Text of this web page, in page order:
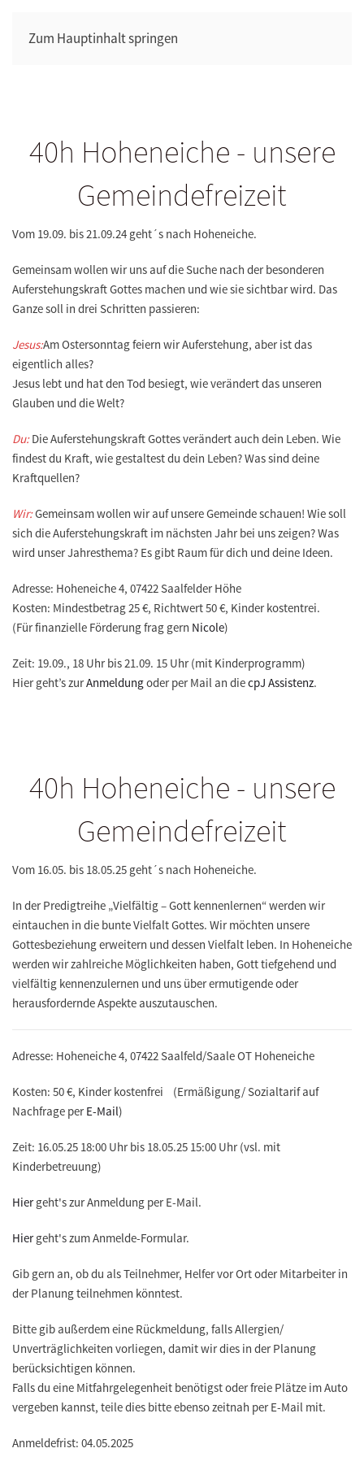
Zum Hauptinhalt springen
40h Hoheneiche - unsere
Gemeindefreizeit
Vom 19.09. bis 21.09.24 geht´s nach Hoheneiche.
Gemeinsam wollen wir uns auf die Suche nach der besonderen
Auferstehungskraft Gottes machen und wie sie sichtbar wird. Das
Ganze soll in drei Schritten passieren:
Jesus:Am Ostersonntag feiern wir Auferstehung, aber ist das
eigentlich alles?
Jesus lebt und hat den Tod besiegt, wie verändert das unseren
Glauben und die Welt?
Du:Die Auferstehungskraft Gottes verändert auch dein Leben. Wie
findest du Kraft, wie gestaltest du dein Leben? Was sind deine
Kraftquellen?
Wir:Gemeinsam wollen wir auf unsere Gemeinde schauen! Wie soll
sich die Auferstehungskraft im nächsten Jahr bei uns zeigen? Was
wird unser Jahresthema? Es gibt Raum für dich und deine Ideen.
Adresse: Hoheneiche 4, 07422 Saalfelder Höhe
Kosten: Mindestbetrag 25 €, Richtwert 50 €, Kinder kostentrei.
(Für finanzielle Förderung frag gern Nicole)
Zeit: 19.09., 18 Uhr bis 21.09. 15 Uhr (mit Kinderprogramm)
Hier geht’s zurAnmeldungoder per Mail an diecpJ Assistenz.
40h Hoheneiche - unsere
Gemeindefreizeit
Vom 16.05. bis 18.05.25 geht´s nach Hoheneiche.
In der Predigtreihe „Vielfältig – Gott kennenlernen“werden wir
eintauchen in die bunte Vielfalt Gottes. Wir möchten unsere
Gottesbeziehung erweitern und dessen Vielfalt leben. In Hoheneiche
werden wir zahlreiche Möglichkeiten haben, Gott tiefgehend und
vielfältig kennenzulernen und uns über ermutigende oder
herausfordernde Aspekte auszutauschen.
Adresse: Hoheneiche 4, 07422 Saalfeld/Saale OT Hoheneiche
Kosten: 50 €, Kinder kostenfrei (Ermäßigung/ Sozialtarif auf
Nachfrage perE-Mail)
Zeit: 16.05.25 18:00 Uhr bis 18.05.25 15:00 Uhr (vsl. mit
Kinderbetreuung)
Hiergeht's zur Anmeldung per E-Mail.
Hiergeht's zum Anmelde-Formular.
Gib gern an, ob du als Teilnehmer, Helfer vor Ort oder Mitarbeiter in
der Planung teilnehmen könntest.
Bitte gib außerdem eine Rückmeldung, falls Allergien/
Unverträglichkeiten vorliegen, damit wir dies in der Planung
berücksichtigen können.
Falls du eine Mitfahrgelegenheit benötigst oder freie Plätze im Auto
vergeben kannst, teile dies bitte ebenso zeitnah per E-Mail mit.
Anmeldefrist: 04.05.2025